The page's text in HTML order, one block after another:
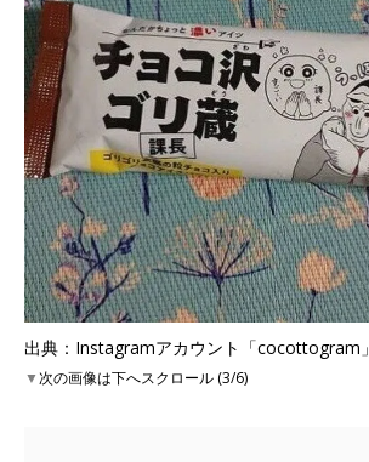
出典：Instagramアカウント「cocottogram」
▼次の画像は下へスクロール (3/6)